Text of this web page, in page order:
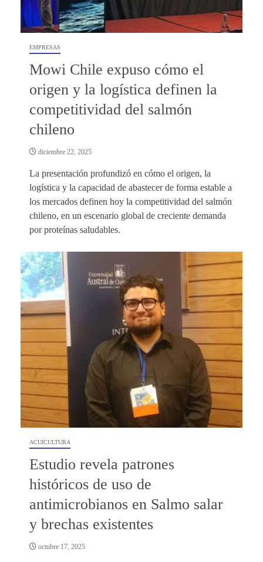
EMPRESAS
Mowi Chile expuso cómo el
origen y la logística definen la
competitividad del salmón
chileno
diciembre 22, 2025
La presentación profundizó en cómo el origen, la
logística y la capacidad de abastecer de forma estable a
los mercados definen hoy la competitividad del salmón
chileno, en un escenario global de creciente demanda
por proteínas saludables.
ACUICULTURA
Estudio revela patrones
históricos de uso de
antimicrobianos en Salmo salar
y brechas existentes
octubre 17, 2025